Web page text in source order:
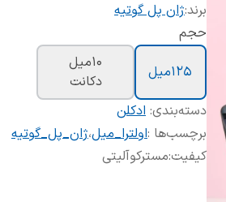
برند:ژان پل گوتیه
حجم
125میل
10میل
دکانت
دسته‌بندی: ادکلن
برچسب‌ها :اولترا_میل،ژان_پل_گوتیه
کیفیت:مسترکوآلیتی